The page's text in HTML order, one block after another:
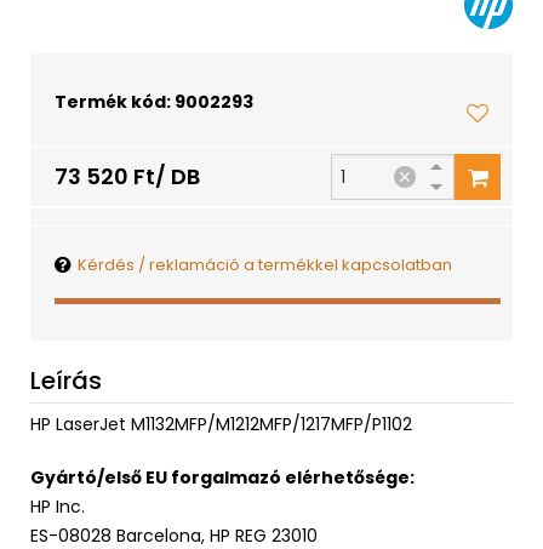
Termék kód: 9002293
73 520 Ft/ DB
Kérdés / reklamáció a termékkel kapcsolatban
Leírás
HP LaserJet M1132MFP/M1212MFP/1217MFP/P1102
Gyártó/első EU forgalmazó elérhetősége:
HP Inc.
ES-08028 Barcelona, HP REG 23010